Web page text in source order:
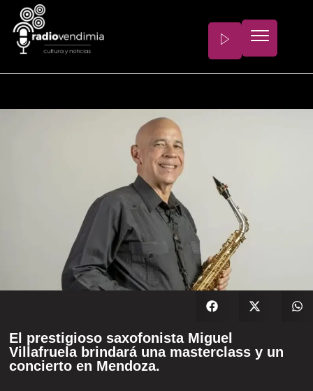
El prestigioso saxofonista Miguel
Villafruela brindará una masterclass y un
concierto en Mendoza.